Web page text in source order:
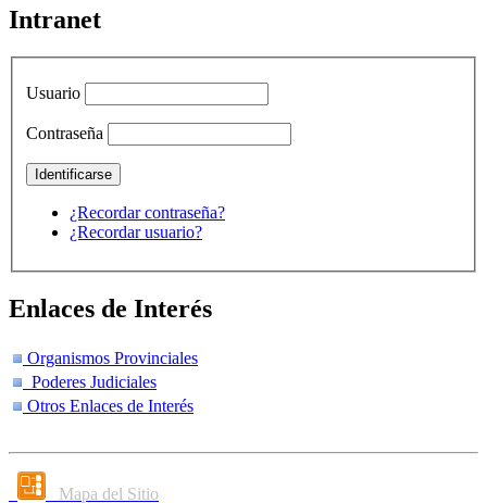
Intranet
Usuario
Contraseña
¿Recordar contraseña?
¿Recordar usuario?
Enlaces de Interés
Organismos Provinciales
Poderes Judiciales
Otros Enlaces de Interés
Mapa del Sitio